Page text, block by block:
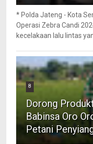
* Polda Jateng - Kota
Operasi Zebra Candi
kecelakaan lalu lintas
8
Dorong
Babinsa Oro
Petani